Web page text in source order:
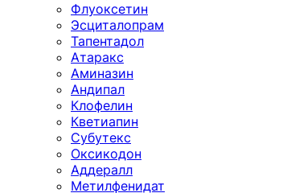
Флуоксетин
Эсциталопрам
Тапентадол
Атаракс
Аминазин
Андипал
Клофелин
Кветиапин
Субутекс
Оксикодон
Аддералл
Метилфенидат